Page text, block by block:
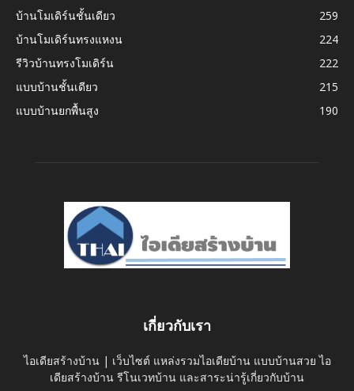
บ้านโมเดิร์นชั้นเดียว
259
บ้านโมเดิร์นทรงแหงน
224
รีวิวบ้านทรงโมเดิร์น
222
แบบบ้านชั้นเดียว
215
แบบบ้านยกพื้นสูง
190
เกี่ยวกับเรา
ไอเดียสร้างบ้าน | เว็บไซต์ แหล่งรวมไอเดียบ้าน แบบบ้านสวย ไอ
เดียสร้างบ้าน รีโนเวทบ้าน และสาระน่ารู้เกี่ยวกับบ้าน